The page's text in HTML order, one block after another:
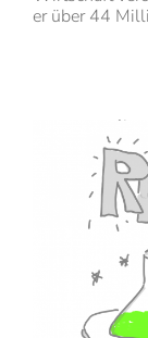
er über 44